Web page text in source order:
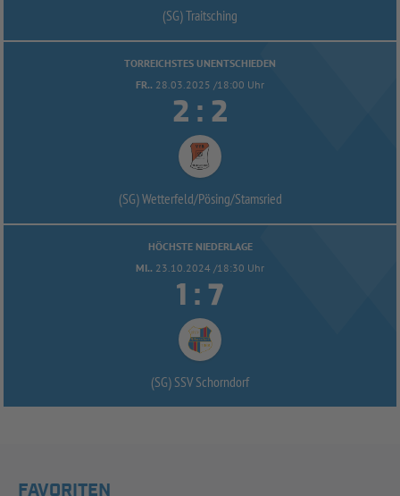
(SG) Traitsching
TORREICHSTES UNENTSCHIEDEN
FR.. 28.03.2025 /18:00 Uhr
 : 
(SG) Wetterfeld/Pösing/Stamsried
HÖCHSTE NIEDERLAGE
MI.. 23.10.2024 /18:30 Uhr
 : 
(SG) SSV Schorndorf
FAVORITEN